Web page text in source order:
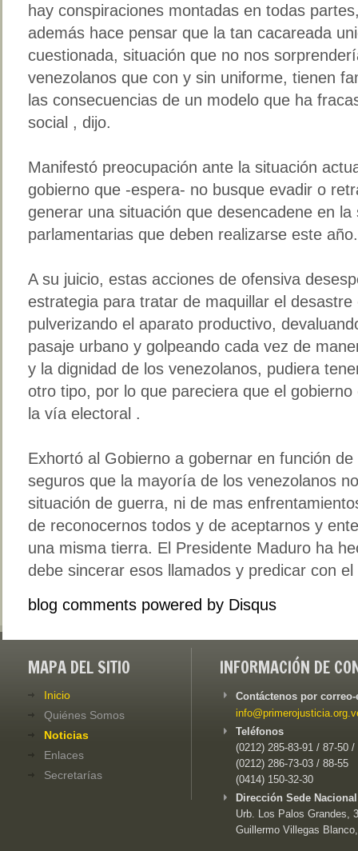
hay conspiraciones montadas en todas
además hace pensar que la tan cacareada
cuestionada, situación que no nos
venezolanos que con y sin uniforme, tienen
las consecuencias de un modelo que ha
social , dijo.
Manifestó preocupación ante la situación
gobierno que -espera- no busque evadir o
generar una situación que desencadene en
parlamentarias que deben realizarse este año.
A su juicio, estas acciones de ofensiva
estrategia para tratar de maquillar el
pulverizando el aparato productivo,
pasaje urbano y golpeando cada vez de
y la dignidad de los venezolanos, pudiera
otro tipo, por lo que pareciera que el
la vía electoral .
Exhortó al Gobierno a gobernar en función
seguros que la mayoría de los venezolanos
situación de guerra, ni de mas
de reconocernos todos y de aceptarnos y
una misma tierra. El Presidente Maduro ha
debe sincerar esos llamados y predicar con el
blog comments powered by Disqus
MAPA DEL SITIO
Inicio
Quiénes Somos
Noticias
Enlaces
Secretarías
INFORMACIÓN DE
Contáctenos por
Teléfonos
(0212) 285-83-91 / 87-50 /
(0212) 286-73-03 / 88-55
(0414) 150-32-30
Dirección Sede
Urb. Los Palos Grandes,
Guillermo Villegas